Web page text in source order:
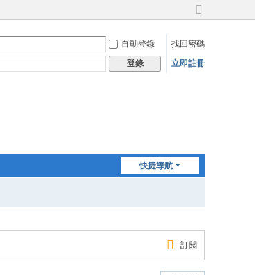
切
到
寬
自動登錄
找回密碼
登錄 立即註冊
快捷導航
訂閱